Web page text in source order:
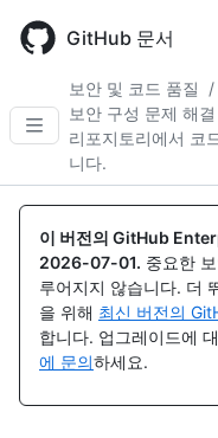
main
GitHub 문서
보안 및 코드 품질 /
보안 구성 문제 해결
리포지토리에서 코
니다.
이 버전의 GitHub
2026-07-01. 중요한
루어지지 않습니다. 더
을 위해 최신 버전의
합니다. 업그레이드에
에 문의하세요.